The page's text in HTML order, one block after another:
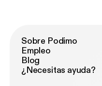
Sobre Podimo
Empleo
Blog
¿Necesitas ayuda?